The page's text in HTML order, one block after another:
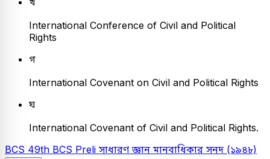
International Conference of Civil and Political
Rights
গ
International Covenant on Civil and Political Rights
ঘ
International Covenant of Civil and Political Rights.
BCS 49th BCS Preli সাধারণ জ্ঞান মানবাধিকার সনদ (১৯৪৮)